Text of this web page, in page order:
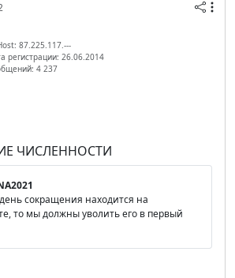
87.225.117.---
регистрации: 26.06.2014
4 237
ЧИСЛЕННОСТИ
сокращения находится на
то мы должны уволить его в первый